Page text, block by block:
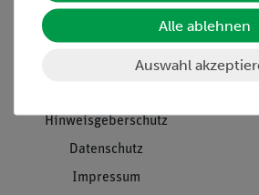
Projekte und Lösungen
Stellenangebote
Hinweisgeberschutz
Datenschutz
Impressum
Alle ablehnen
Auswahl